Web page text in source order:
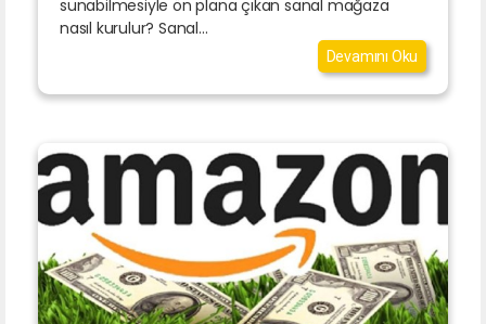
sunabilmesiyle ön plana çıkan sanal mağaza
nasıl kurulur? Sanal...
Devamını Oku